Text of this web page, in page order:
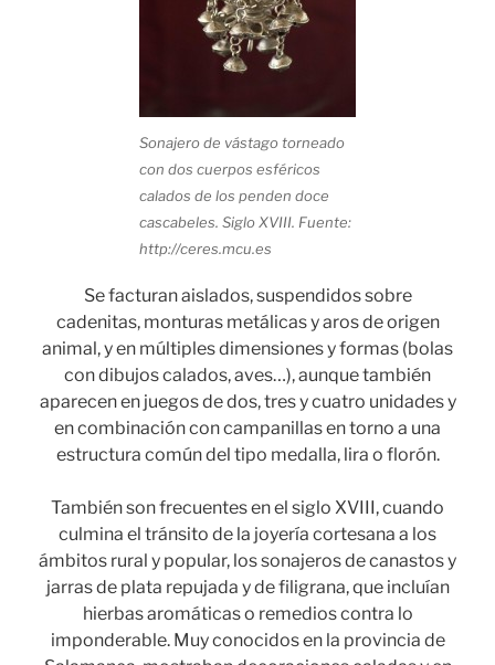
Sonajero de vástago torneado
con dos cuerpos esféricos
calados de los penden doce
cascabeles. Siglo XVIII. Fuente:
http://ceres.mcu.es
Se facturan aislados, suspendidos sobre
cadenitas, monturas metálicas y aros de origen
animal, y en múltiples dimensiones y formas (bolas
con dibujos calados, aves…), aunque también
aparecen en juegos de dos, tres y cuatro unidades y
en combinación con campanillas en torno a una
estructura común del tipo medalla, lira o florón.
También son frecuentes en el siglo XVIII, cuando
culmina el tránsito de la joyería cortesana a los
ámbitos rural y popular, los sonajeros de canastos y
jarras de plata repujada y de filigrana, que incluían
hierbas aromáticas o remedios contra lo
imponderable. Muy conocidos en la provincia de